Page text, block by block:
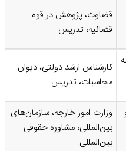
قضاوت، پژوهش در قوه
قضائیه، تدریس
کارشناس ارشد دولتی، دیوان
محاسبات، تدریس
وزارت امور خارجه، سازمان‌های
بین‌المللی، مشاوره حقوقی
بین‌المللی